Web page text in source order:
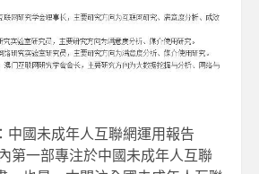
中國未成年人互聯網運用報告
第一部專注於中國未成年人互聯